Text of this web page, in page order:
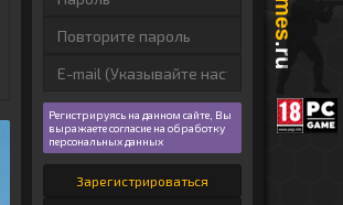
Регистрируясь на данном сайте, Вы
выражаете согласие на обработку
персональных данных
Зарегистрироваться